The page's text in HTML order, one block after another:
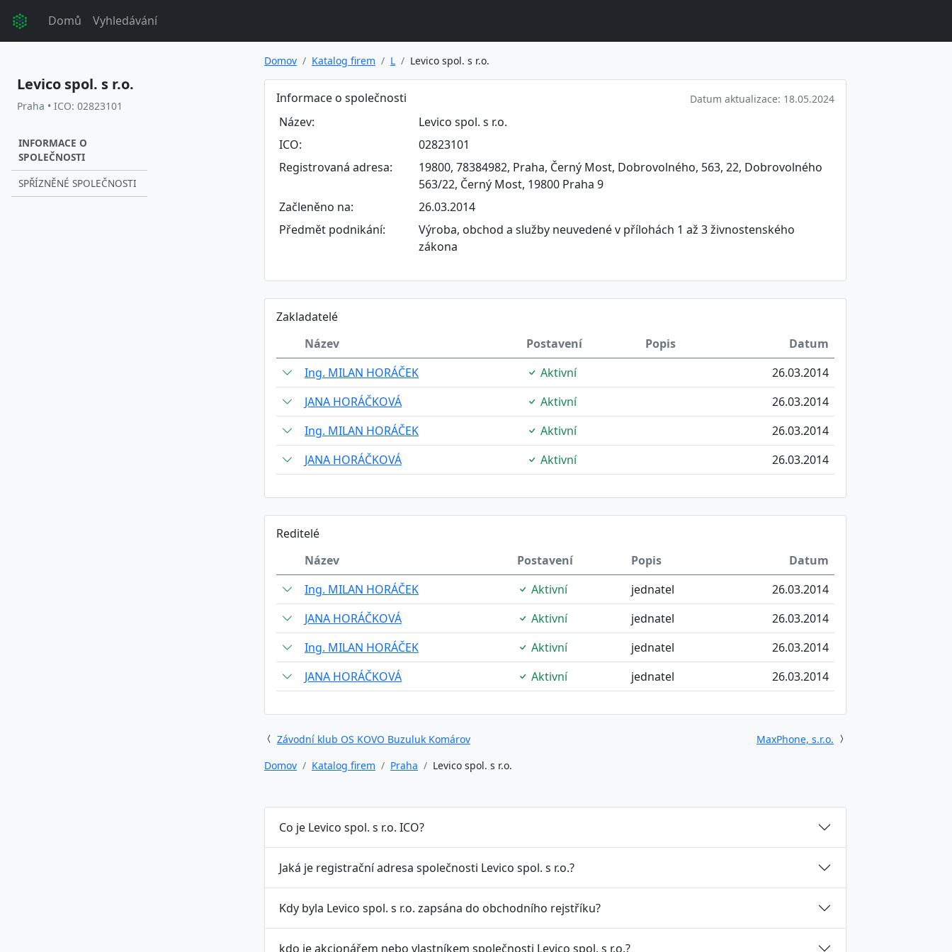
Domů Vyhledávání
Levico spol. s r.o.
Praha • ICO: 02823101
INFORMACE O
SPOLEČNOSTI
SPŘÍZNĚNÉ SPOLEČNOSTI
Domov Katalog firem L Levico spol. s r.o.
Informace o společnosti Datum aktualizace: 18.05.2024
Název:
Levico spol. s r.o.
ICO:
02823101
Registrovaná adresa:
19800, 78384982, Praha, Černý Most, Dobrovolného, 563, 22, Dobrovolného
563/22, Černý Most, 19800 Praha 9
Začleněno na:
26.03.2014
Předmět podnikání:
Výroba, obchod a služby neuvedené v přílohách 1 až 3 živnostenského
zákona
Zakladatelé
Název
Postavení Popis
Datum
Ing. MILAN HORÁČEK
Aktivní
26.03.2014
JANA HORÁČKOVÁ
Aktivní
26.03.2014
Ing. MILAN HORÁČEK
Aktivní
26.03.2014
JANA HORÁČKOVÁ
Aktivní 26.03.2014
Reditelé
Název
Postavení Popis
Datum
Ing. MILAN HORÁČEK
Aktivní jednatel
26.03.2014
JANA HORÁČKOVÁ
Aktivní jednatel
26.03.2014
Ing. MILAN HORÁČEK
Aktivní jednatel
26.03.2014
JANA HORÁČKOVÁ
Aktivní jednatel 26.03.2014
Závodní klub OS KOVO Buzuluk Komárov
MaxPhone, s.r.o.
Domov
Katalog firem Praha Levico spol. s r.o.
Co je Levico spol. s r.o. ICO?
Jaká je registrační adresa společnosti Levico spol. s r.o.?
Kdy byla Levico spol. s r.o. zapsána do obchodního rejstříku?
kdo je akcionářem nebo vlastníkem společnosti Levico spol. s r.o.?